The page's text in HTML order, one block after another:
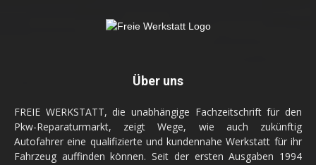
Über uns
FREIE WERKSTATT, die unabhängige Fachzeitschrift für den
Pkw-Reparaturmarkt, zeigt Wege, wie auch zukünftig
Autofahrer eine qualifizierte und kundennahe Werkstatt für ihr
Fahrzeug auffinden können. Seit der ersten Ausgaben 1994